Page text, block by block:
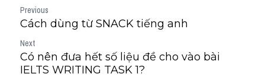
Previous
Cách dùng từ SNACK tiếng anh
Next
Có nên đưa hết số liệu đề cho vào bài
IELTS WRITING TASK 1?